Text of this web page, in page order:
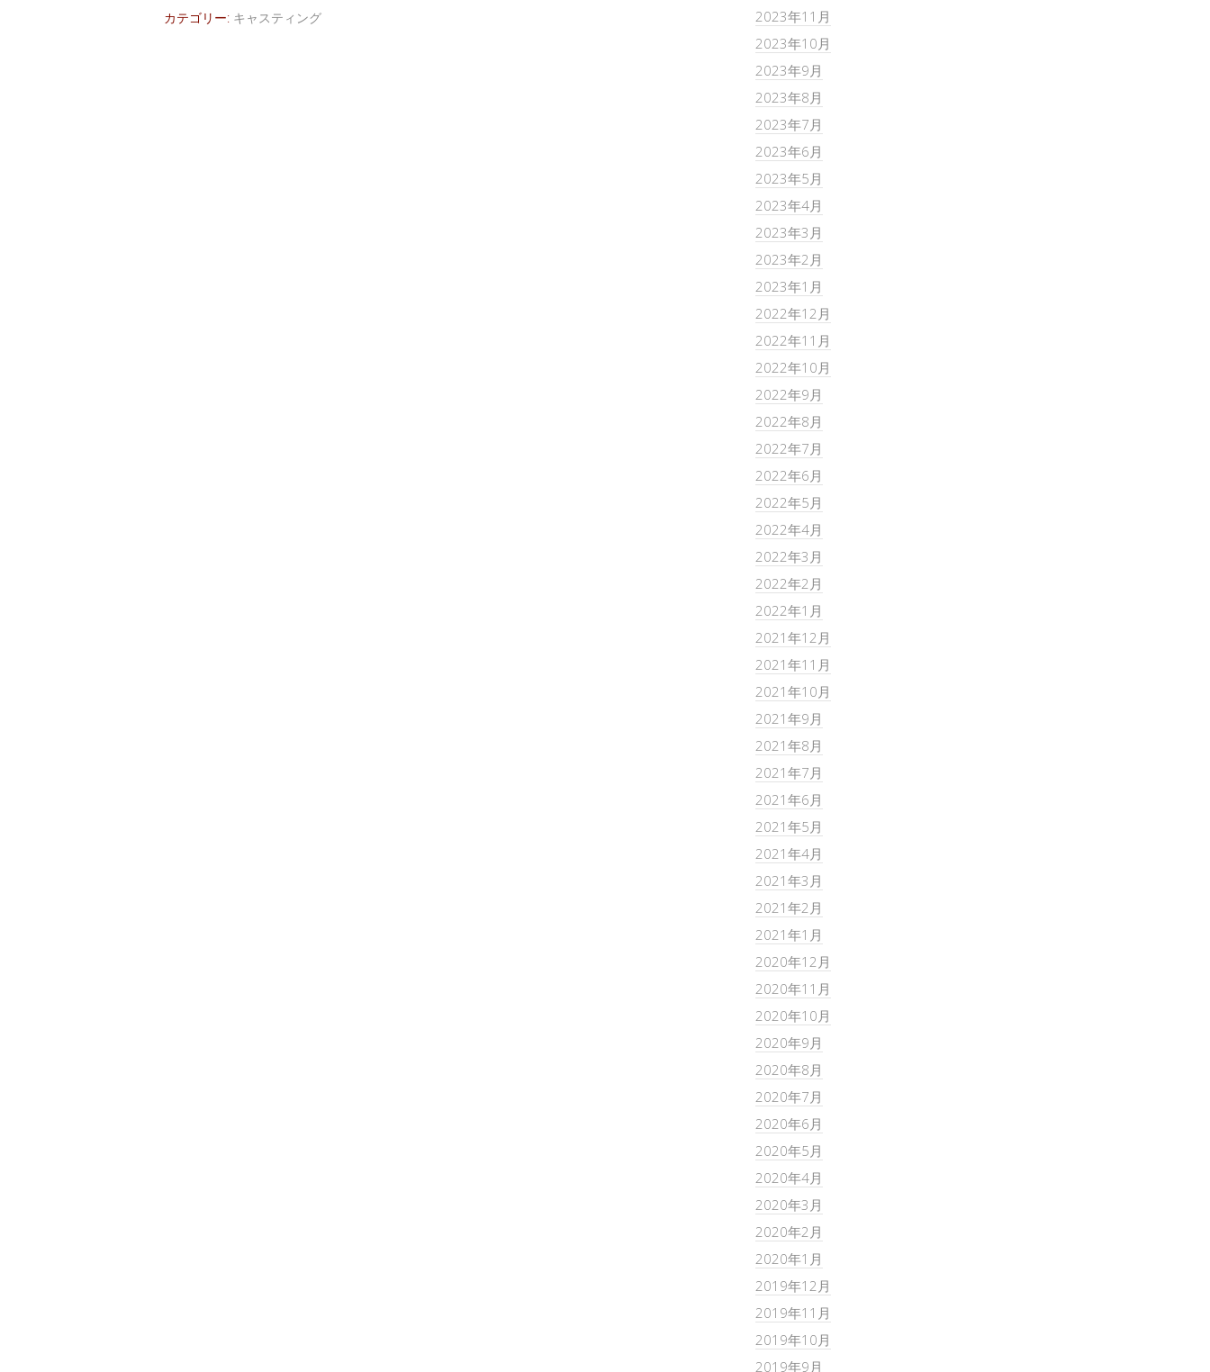
カテゴリー: キャスティング
2023年11月
2023年10月
2023年9月
2023年8月
2023年7月
2023年6月
2023年5月
2023年4月
2023年3月
2023年2月
2023年1月
2022年12月
2022年11月
2022年10月
2022年9月
2022年8月
2022年7月
2022年6月
2022年5月
2022年4月
2022年3月
2022年2月
2022年1月
2021年12月
2021年11月
2021年10月
2021年9月
2021年8月
2021年7月
2021年6月
2021年5月
2021年4月
2021年3月
2021年2月
2021年1月
2020年12月
2020年11月
2020年10月
2020年9月
2020年8月
2020年7月
2020年6月
2020年5月
2020年4月
2020年3月
2020年2月
2020年1月
2019年12月
2019年11月
2019年10月
2019年9月